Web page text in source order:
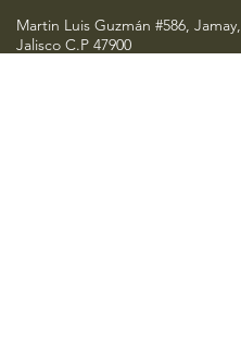
Martin Luis Guzmán #586, Jamay,
Jalisco C.P 47900